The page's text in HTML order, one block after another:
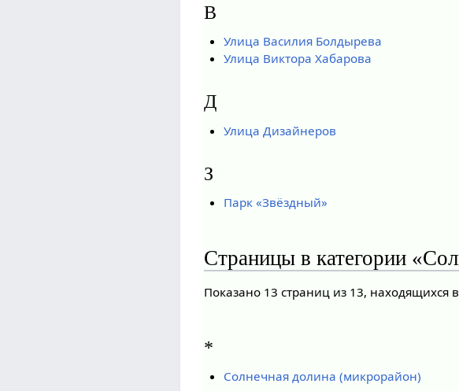
В
Улица Василия Болдырева
Улица Виктора Хабарова
Д
Улица Дизайнеров
З
Парк «Звёздный»
Страницы в категории
Показано 13 страниц из 13, находящихся
*
Солнечная долина (микрорайон)